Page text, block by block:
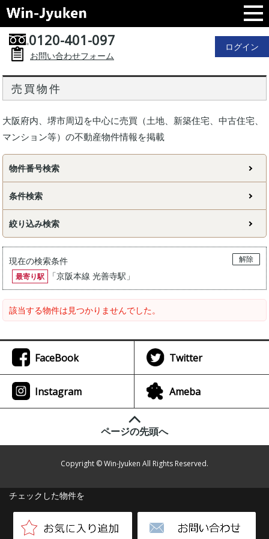
0120-401-097
お問い合わせフォーム
ログイン
売買物件
大阪府内、堺市周辺を中心に売買（土地、新築住宅、中古住宅、
マンション等）の不動産物件情報を掲載
物件番号検索
条件検索
絞り込み検索
現在の検索条件
解除
最寄り駅
「京阪本線 光善寺駅 」
該当する物件は見つかりませんでした。
チェックした物件を
FaceBook Twitter
Instagram Ameba
ページの先頭へ
Copyright © Win-Jyuken All Rights Reserved.